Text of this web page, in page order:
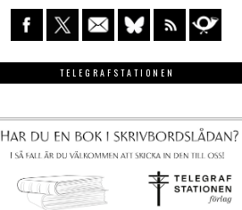
TELEGRAFSTATIONEN